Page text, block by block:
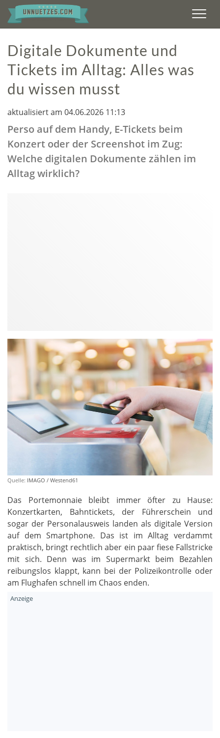
Digitale Dokumente und
Tickets im Alltag: Alles was
du wissen musst
aktualisiert am 04.06.2026 11:13
Perso auf dem Handy, E-Tickets beim
Konzert oder der Screenshot im Zug:
Welche digitalen Dokumente zählen im
Alltag wirklich?
Quelle: IMAGO / Westend61
Das Portemonnaie bleibt immer öfter zu Hause:
Konzertkarten, Bahntickets, der Führerschein und
sogar der Personalausweis landen als digitale Version
auf dem Smartphone. Das ist im Alltag verdammt
praktisch, bringt rechtlich aber ein paar fiese Fallstricke
mit sich. Denn was im Supermarkt beim Bezahlen
reibungslos klappt, kann bei der Polizeikontrolle oder
am Flughafen schnell im Chaos enden.